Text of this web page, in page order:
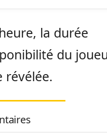
la durée
du
révélée.